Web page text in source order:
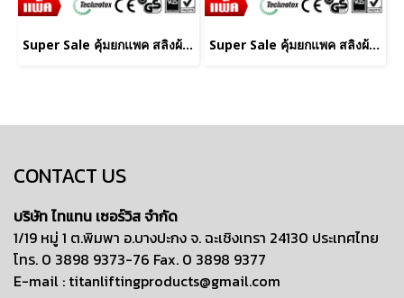
Super Sale คุ้มยกแพค สลิงผ้าใบ 12 เส้น ชนิดกลม น้ำหนักยก 3 ตัน ยาว 3 เมตร Super Sale คุ้มยกแพค สลิงผ้าใบ 12 เส้น ชนิดกลม น้ำหนักยก 3 ตัน ยาว 5 เมตร
CONTACT US
บริษัท ไทแทน เซอร์วิส จำกัด
1/19 หมู่ 1 ต.พิมพา อ.บางปะกง จ. ฉะเชิงเทรา 24130 ประเทศไทย
โทร. 0 3898 9373-76 Fax. 0 3898 9377
E-mail : titanliftingproducts@gmail.com